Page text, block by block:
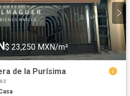
$ 23,250 MXN/m²
de la Purísima